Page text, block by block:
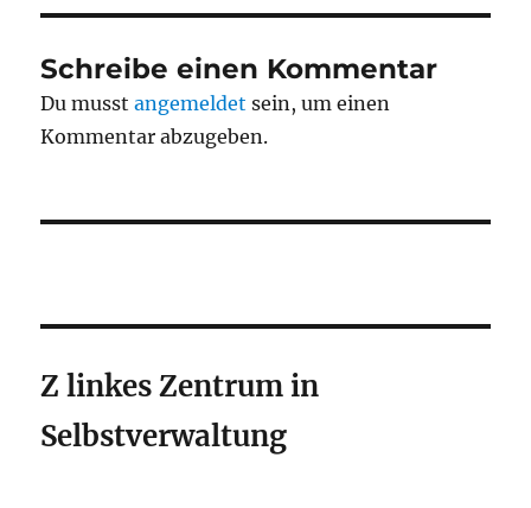
Schreibe einen Kommentar
Du musstangemeldet sein, um einen
Kommentar abzugeben.
Z linkes Zentrum in
Selbstverwaltung